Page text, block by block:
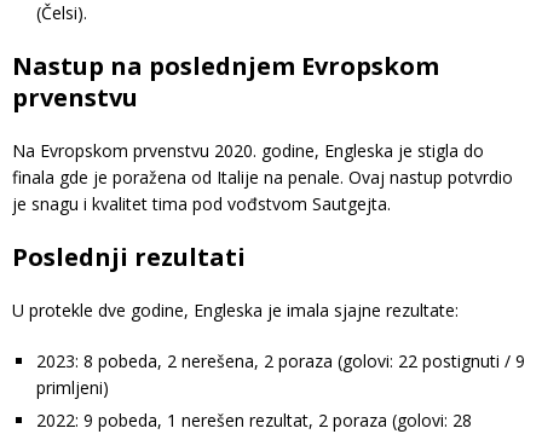
(Čelsi).
Nastup na poslednjem Evropskom
prvenstvu
Na Evropskom prvenstvu 2020. godine, Engleska je stigla do
finala gde je poražena od Italije na penale. Ovaj nastup potvrdio
je snagu i kvalitet tima pod vođstvom Sautgejta.
Poslednji rezultati
U protekle dve godine, Engleska je imala sjajne rezultate:
2023: 8 pobeda, 2 nerešena, 2 poraza (golovi: 22 postignuti / 9
primljeni)
2022: 9 pobeda, 1 nerešen rezultat, 2 poraza (golovi: 28